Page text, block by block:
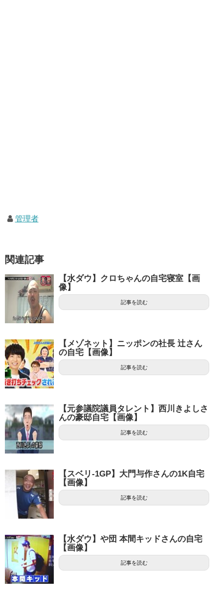
管理者
関連記事
【水ダウ】クロちゃんの自宅寝室【画
像】
記事を読む
【メゾネット】ニッポンの社長 辻さん
の自宅【画像】
記事を読む
【元参議院議員タレント】西川きよしさ
んの豪邸自宅【画像】
記事を読む
【スベリ-1GP】大門与作さんの1K自宅
【画像】
記事を読む
【水ダウ】や団 本間キッドさんの自宅
【画像】
記事を読む